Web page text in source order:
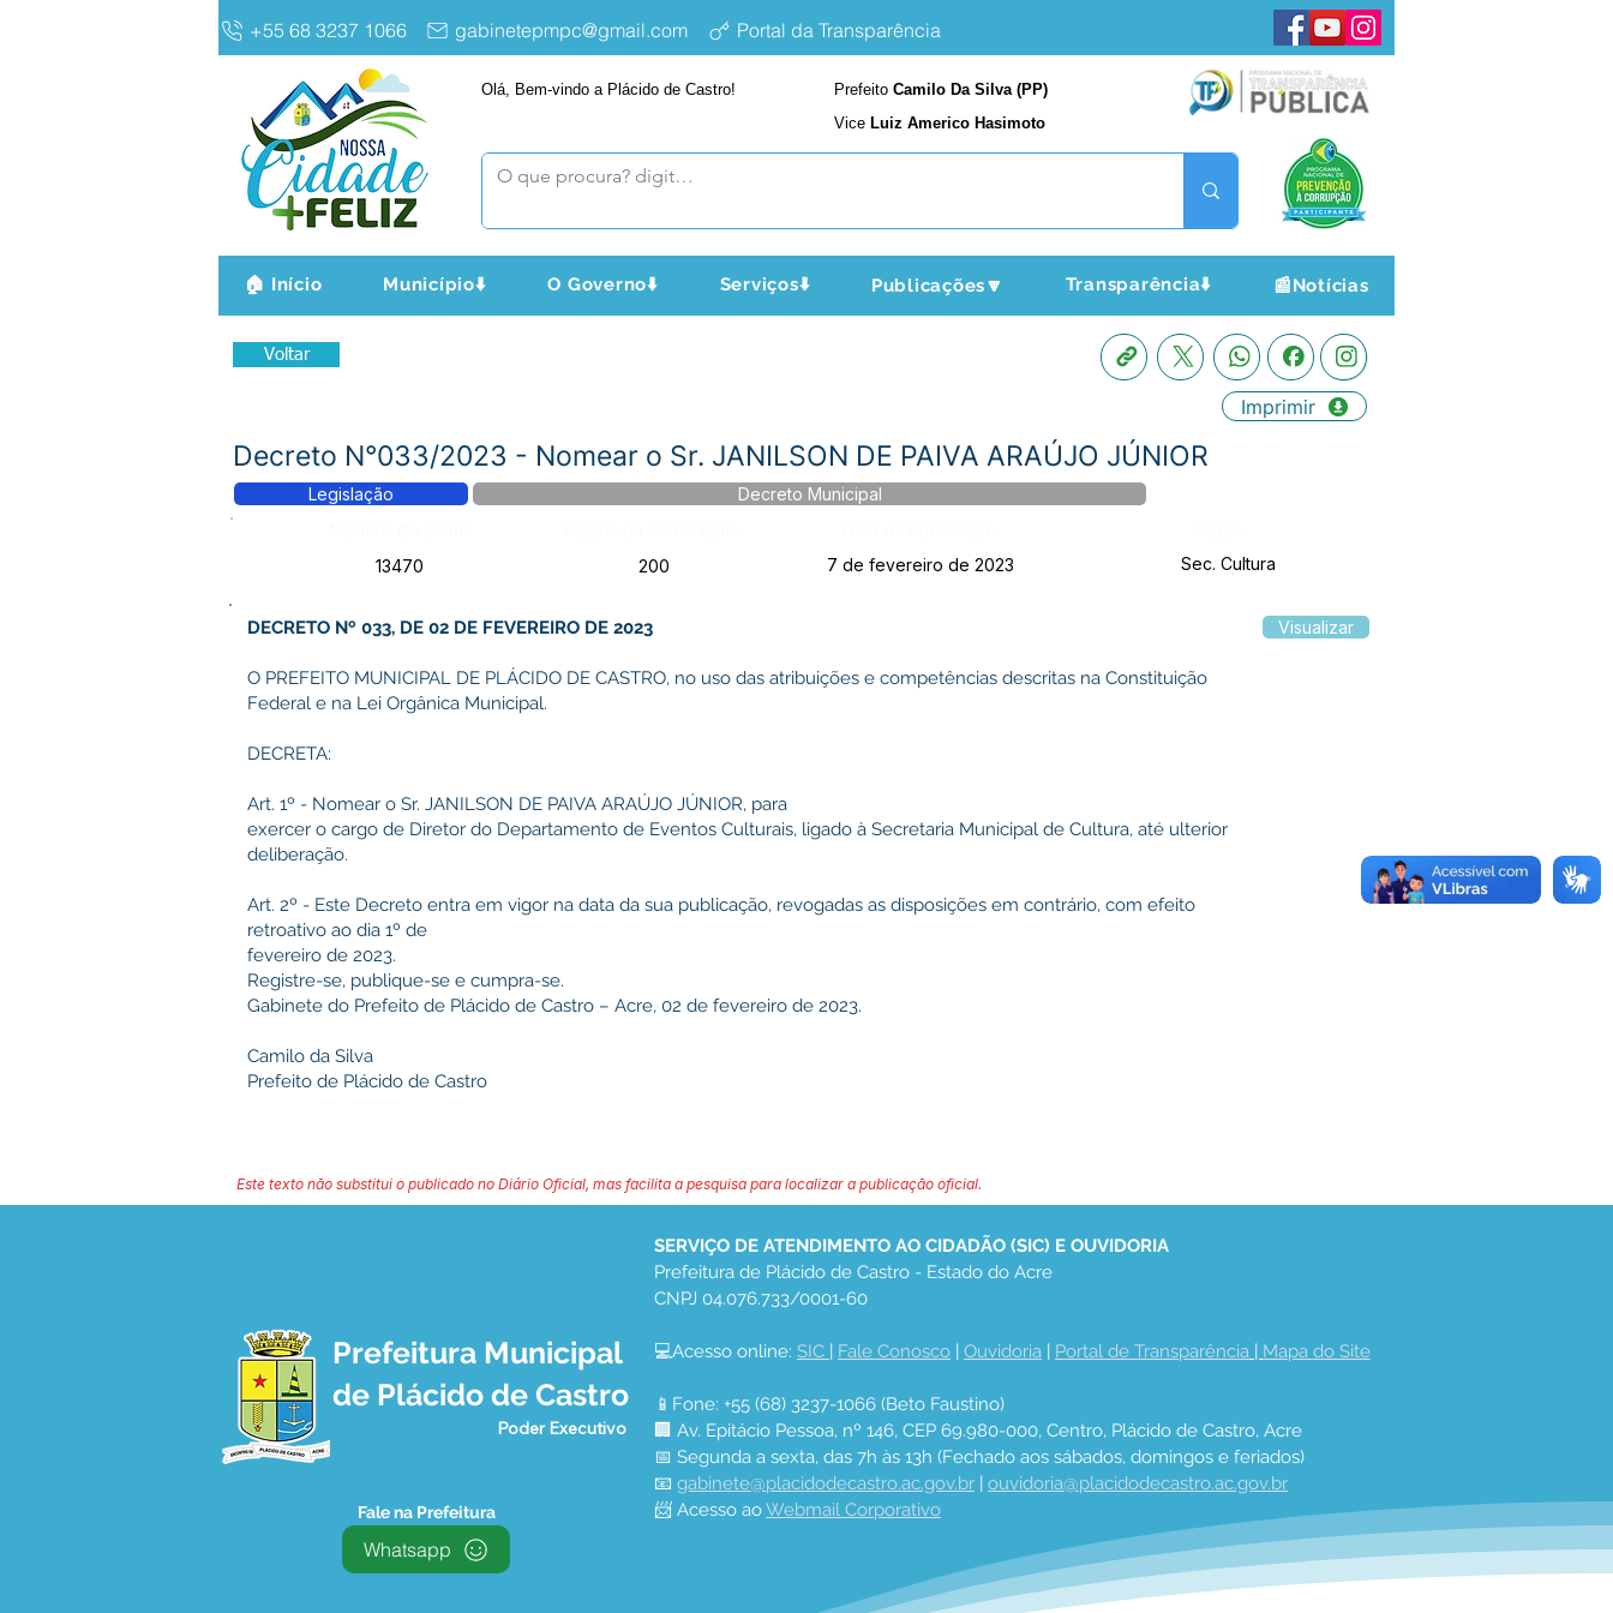
+55 68 3237 1066 gabinetepmpc@gmail.com Portal da Transparência
Olá, Bem-vindo a Plácido de Castro! Prefeito Camilo Da Silva (PP)
Vice Luiz Americo Hasimoto
🏠 Início Município⬇️ O Governo⬇️ Serviços⬇️ Publicações🔽 Transparência⬇️ 📰Notícias
Voltar
Imprimir
Decreto N°033/2023 - Nomear o Sr. JANILSON DE PAIVA ARAÚJO JÚNIOR
Legislação
Decreto Municipal
13470
200 7 de fevereiro de 2023 Sec. Cultura
DECRETO Nº 033, DE 02 DE FEVEREIRO DE 2023
O PREFEITO MUNICIPAL DE PLÁCIDO DE CASTRO, no uso das atribuições e competências descritas na Constituição
Federal e na Lei Orgânica Municipal.
DECRETA:
Art. 1º - Nomear o Sr. JANILSON DE PAIVA ARAÚJO JÚNIOR, para
exercer o cargo de Diretor do Departamento de Eventos Culturais, ligado à Secretaria Municipal de Cultura, até ulterior
deliberação.
Art. 2º - Este Decreto entra em vigor na data da sua publicação, revogadas as disposições em contrário, com efeito
retroativo ao dia 1º de
fevereiro de 2023.
Registre-se, publique-se e cumpra-se.
Gabinete do Prefeito de Plácido de Castro – Acre, 02 de fevereiro de 2023.
Camilo da Silva
Prefeito de Plácido de Castro
Visualizar
Este texto não substitui o publicado no Diário Oficial, mas facilita a pesquisa para localizar a publicação oficial.
Prefeitura Municipal
de Plácido de Castro
Poder Executivo
Fale na Prefeitura
Whatsapp
SERVIÇO DE ATENDIMENTO AO CIDADÃO (SIC) E OUVIDORIA
Prefeitura de Plácido de Castro - Estado do Acre
CNPJ 04.076.733/0001-60
💻Acesso online: SIC | Fale Conosco | Ouvidoria | Portal de Transparência | Mapa do Site
📱Fone: +55 (68) 3237-1066 (Beto Faustino)
🏢 Av. Epitácio Pessoa, nº 146, CEP 69.980-000, Centro, Plácido de Castro, Acre
📅 Segunda a sexta, das 7h às 13h (Fechado aos sábados, domingos e feriados)
📧 gabinete@placidodecastro.ac.gov.br | ouvidoria@placidodecastro.ac.gov.br
📨 Acesso ao Webmail Corporativo